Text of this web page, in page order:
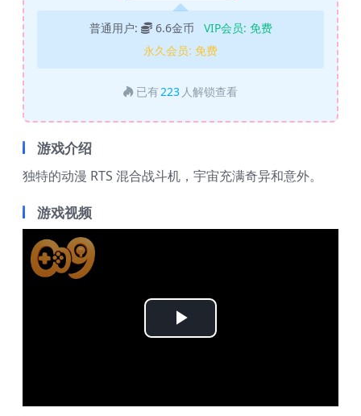
普通用户: 6.6金币 VIP会员: 免费
永久会员: 免费
已有223 人解锁查看
游戏介绍
独特的动漫 RTS 混合战斗机，宇宙充满奇异和意外。
游戏视频
Play